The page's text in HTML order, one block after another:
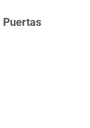
Puertas